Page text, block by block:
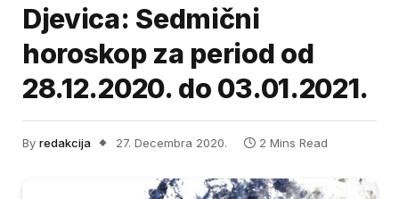
Djevica: Sedmični
horoskop za period od
28.12.2020. do 03.01.2021.
By redakcija 27. Decembra 2020. 2 Mins Read